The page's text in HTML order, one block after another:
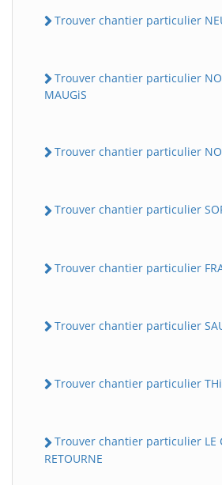
Trouver chantier particulier
Trouver chantier particulier
MAUGiS
Trouver chantier particulier
Trouver chantier particulier
Trouver chantier particulier
Trouver chantier particulier
Trouver chantier particulier
Trouver chantier particulier LE
RETOURNE